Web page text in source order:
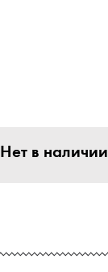
Нет в наличии